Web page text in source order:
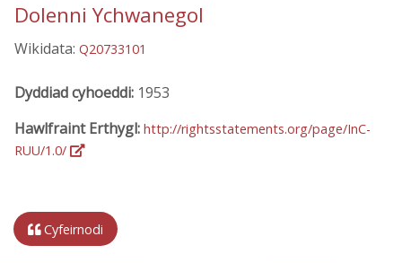
Dolenni Ychwanegol
Wikidata: Q20733101
Dyddiad cyhoeddi: 1953
Hawlfraint Erthygl: http://rightsstatements.org/page/InC-
RUU/1.0/
Cyfeirnodi